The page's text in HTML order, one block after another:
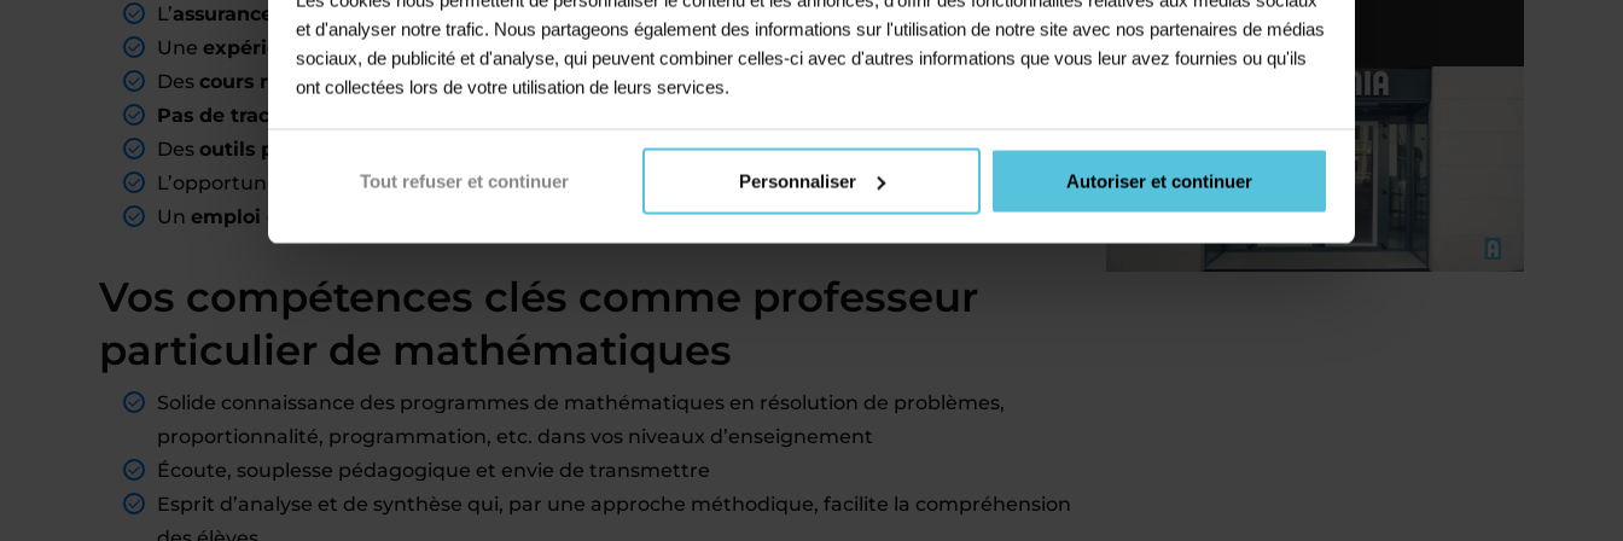
et d'analyser notre trafic. Nous partageons également des informations sur l'utilisation de notre site avec nos partenaires de médias
sociaux, de publicité et d'analyse, qui peuvent combiner celles-ci avec d'autres informations que vous leur avez fournies ou qu'ils
ont collectées lors de votre utilisation de leurs services.
Tout refuser et continuer Personnaliser Autoriser et continuer
L’assurance d’avoir des élèveslà où vous le souhaitez géographiquement
Une expérience pédagogique
valorisable professionnellement
Des cours rémunérés mensuellement, ajustés au nombre d’élèves suivis
Pas de tracas administratifs
Des outils pédagogiques
accessibles et une appli pour suivre vos cours
L’opportunité de dispenser des cours collectifs, des stages ou des cours à distance
Un emploi du temps flexible selon vos disponibilités
Vos compétences clés comme professeur
particulier de mathématiques
Solide connaissance des programmes de mathématiques en résolution de problèmes,
proportionnalité, programmation, etc. dans vos niveaux d’enseignement
Écoute, souplesse pédagogique et envie de transmettre
Esprit d’analyse et de synthèse qui, par une approche méthodique, facilite la compréhension
02 47 61 04 05